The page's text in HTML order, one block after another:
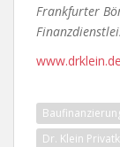
Frankfurter
www.drklein.de
Dr. Klein